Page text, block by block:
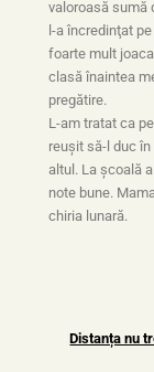
valoroasă sumă
l-a încredinţat
foarte mult
clasă înaintea
pregătire.
L-am tratat ca
reuşit să-l duc
altul. La şcoală
note bune.
chiria lunară.
Distanța nu